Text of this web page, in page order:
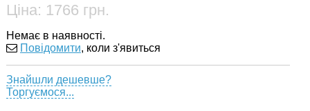
Ціна: 1766 грн.
Немає в наявності.
Повідомити, коли з'явиться
Знайшли дешевше?
Торгуємося...